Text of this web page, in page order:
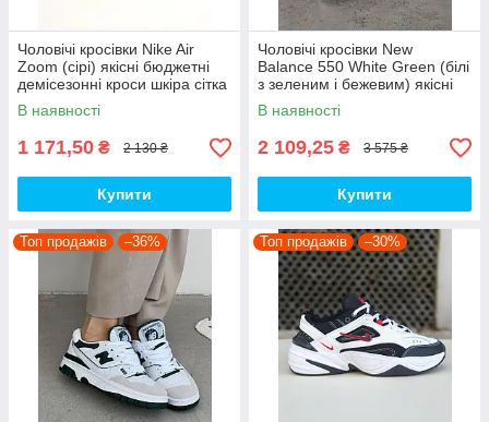
Чоловічі кросівки Nike Air
Zoom (сірі) якісні бюджетні
демісезонні кроси шкіра сітка
D426 топ
В наявності
1 171,50 ₴ 2 130 ₴
Купити
Чоловічі кросівки New
Balance 550 White Green (білі
з зеленим і бежевим) якісні
модні кроси NB020 топ
В наявності
2 109,25 ₴ 3 575 ₴
Купити
Топ продажів –36% Топ продажів –30%